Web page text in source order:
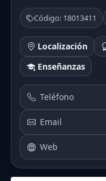
Código: 18013411
Localización
Enseñanzas
Teléfono
Email
Web